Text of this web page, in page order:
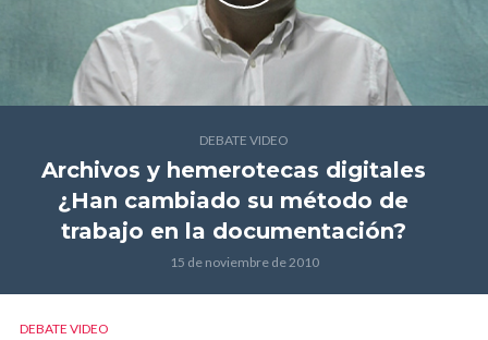
DEBATE VIDEO
Archivos y hemerotecas digitales
¿Han cambiado su método de
trabajo en la documentación?
15 de noviembre de 2010
DEBATE VIDEO